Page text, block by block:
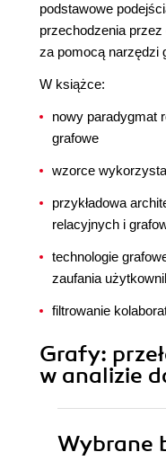
podstawowe
przechodzenia
za pomocą narzędzi
W książce:
nowy paradygmat
grafowe
wzorce
przykładowa
relacyjnych i
technologie
zaufania
filtrowanie
Grafy:
w analizie
Wybrane